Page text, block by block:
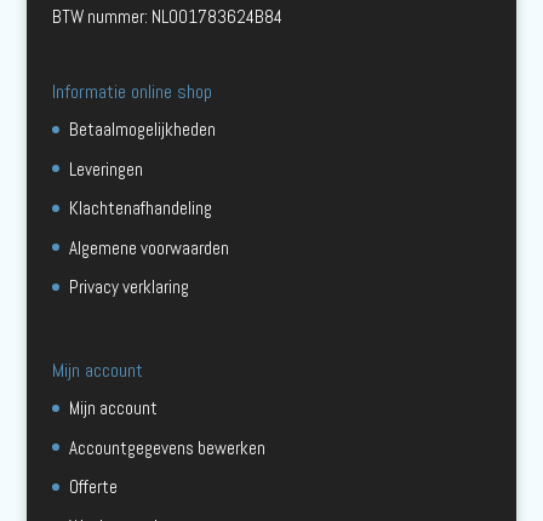
BTW nummer: NL001783624B84
Informatie online shop
Betaalmogelijkheden
Leveringen
Klachtenafhandeling
Algemene voorwaarden
Privacy verklaring
Mijn account
Mijn account
Accountgegevens bewerken
Offerte